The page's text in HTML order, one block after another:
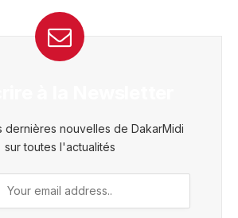
dernières nouvelles de DakarMidi
sur toutes l'actualités